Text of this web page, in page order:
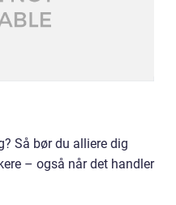
Så bør du alliere dig
– også når det handler